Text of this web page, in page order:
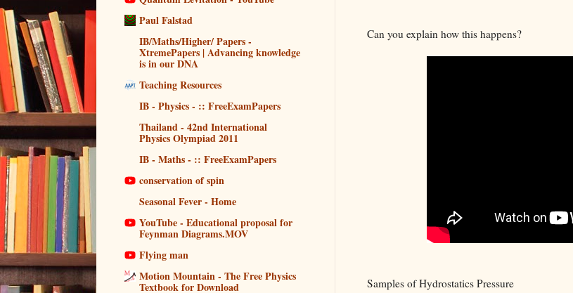
Can you explain how this happens?
Samples of Hydrostatics Pressure
Paul Falstad
IB/Maths/Higher/ Papers -
XtremePapers | Advancing knowledge
is in our DNA
Teaching Resources
IB - Physics - :: FreeExamPapers
Thailand - 42nd International
Physics Olympiad 2011
IB - Maths - :: FreeExamPapers
conservation of spin
Seasonal Fever - Home
YouTube - Educational proposal for
Feynman Diagrams.MOV
Flying man
Motion Mountain - The Free Physics
Textbook for Download